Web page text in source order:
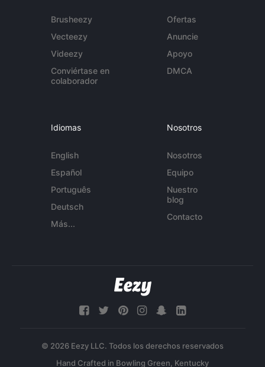
Brusheezy
Vecteezy
Videezy
Conviértase en
colaborador
Ofertas
Anuncie
Apoyo
DMCA
Idiomas
English
Español
Português
Deutsch
Más...
Nosotros
Nosotros
Equipo
Nuestro
blog
Contacto
© 2026 Eezy LLC. Todos los derechos reservados